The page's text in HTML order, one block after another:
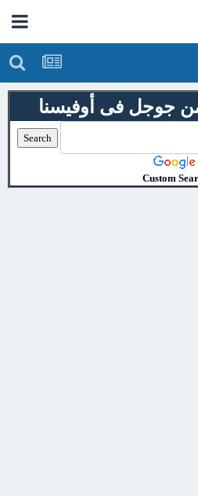
فى أوفيسنا
Custom